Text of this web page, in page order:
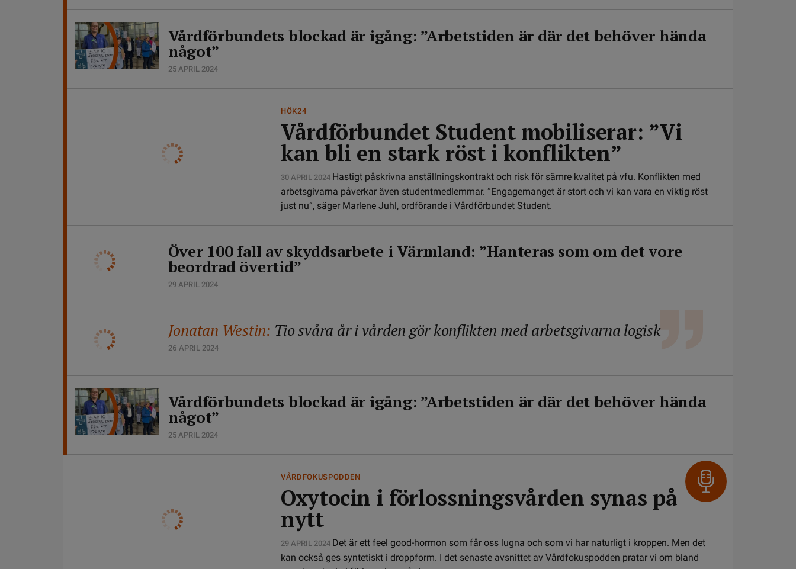
Vårdförbundets blockad är igång: ”Arbetstiden är där det behöver hända
något”
25 APRIL 2024
HÖK24
Vårdförbundet Student mobiliserar: ”Vi
kan bli en stark röst i konflikten”
30 APRIL 2024 Hastigt påskrivna anställningskontrakt och risk för sämre kvalitet på vfu. Konflikten med
arbetsgivarna påverkar även studentmedlemmar. ”Engagemanget är stort och vi kan vara en viktig röst
just nu”, säger Marlene Juhl, ordförande i Vårdförbundet Student.
Över 100 fall av skyddsarbete i Värmland: ”Hanteras som om det vore
beordrad övertid”
29 APRIL 2024
Jonatan Westin: Tio svåra år i vården gör konflikten med arbetsgivarna logisk
26 APRIL 2024
Vårdförbundets blockad är igång: ”Arbetstiden är där det behöver hända
något”
25 APRIL 2024
VÅRDFOKUSPODDEN
Oxytocin i förlossningsvården synas på
nytt
29 APRIL 2024 Det är ett feel good-hormon som får oss lugna och som vi har naturligt i kroppen. Men det
kan också ges syntetiskt i droppform. I det senaste avsnittet av Vårdfokuspodden pratar vi om bland